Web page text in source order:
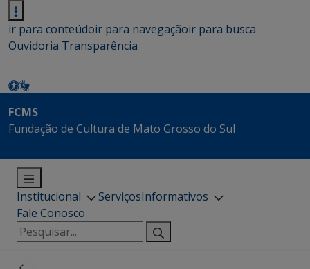
ir para conteúdoir para navegaçãoir para busca
Ouvidoria Transparência
FCMS
Fundação de Cultura de Mato Grosso do Sul
Institucional ServiçosInformativos
Fale Conosco
Pesquisar
por: